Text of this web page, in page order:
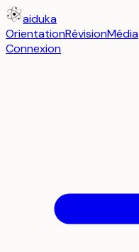
aiduka
OrientationRévisionMédia
Connexion